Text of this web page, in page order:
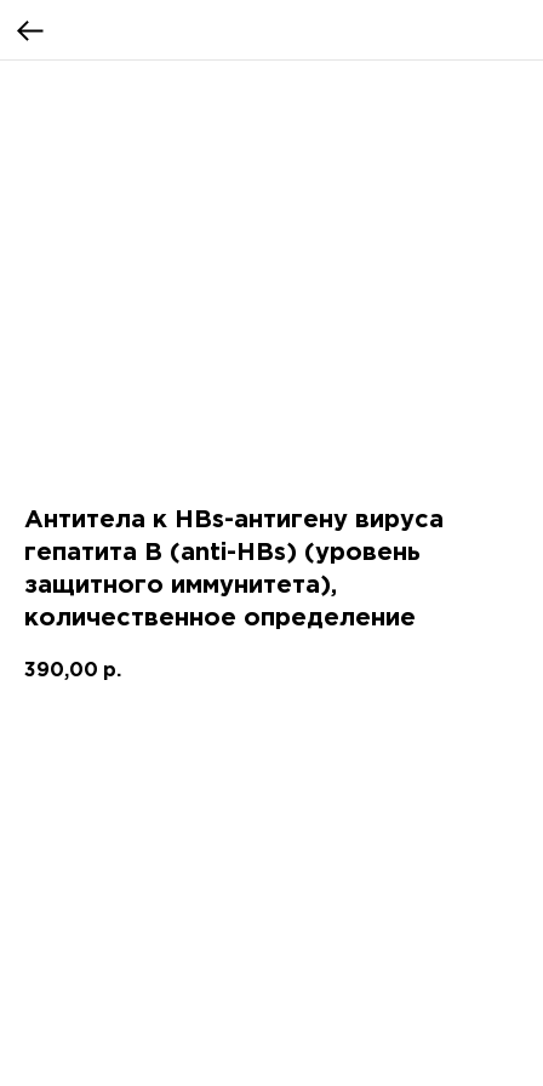
Антитела к HBs-антигену вируса
гепатита B (anti-HBs) (уровень
защитного иммунитета),
количественное определение
390,00 р.